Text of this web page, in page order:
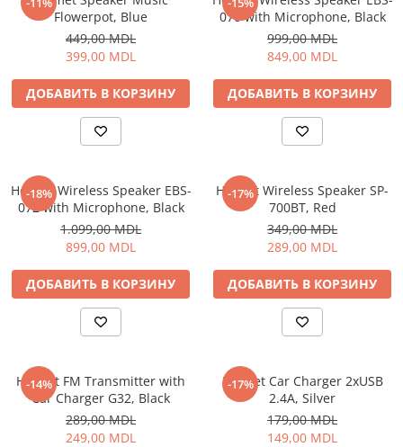
Flowerpot, Blue
449,00 MDL
399,00 MDL
ДОБАВИТЬ В КОРЗИНУ
070 with Microphone, Black
999,00 MDL
849,00 MDL
ДОБАВИТЬ В КОРЗИНУ
-18%
Helmet Wireless Speaker EBS-
072 with Microphone, Black
1.099,00 MDL
899,00 MDL
ДОБАВИТЬ В КОРЗИНУ
-17%
Helmet Wireless Speaker SP-
700BT, Red
349,00 MDL
289,00 MDL
ДОБАВИТЬ В КОРЗИНУ
-14%
Helmet FM Transmitter with
Car Charger G32, Black
289,00 MDL
249,00 MDL
-17%
Helmet Car Charger 2xUSB
2.4A, Silver
179,00 MDL
149,00 MDL